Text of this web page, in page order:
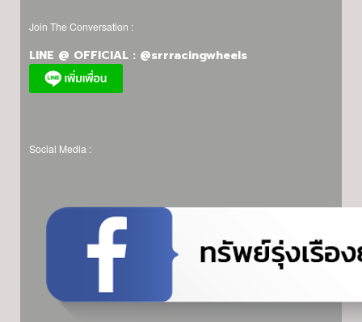
Join The Conversation :
LINE @ OFFICIAL : @srrracingwheels
Social Media :